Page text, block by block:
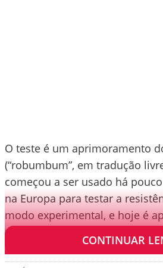
O teste é um aprimoramento
(“robumbum”, em tradução
começou a ser usado há
na Europa para testar a
modo experimental, e hoje é
modelos produzidos pela
CONTINUAR